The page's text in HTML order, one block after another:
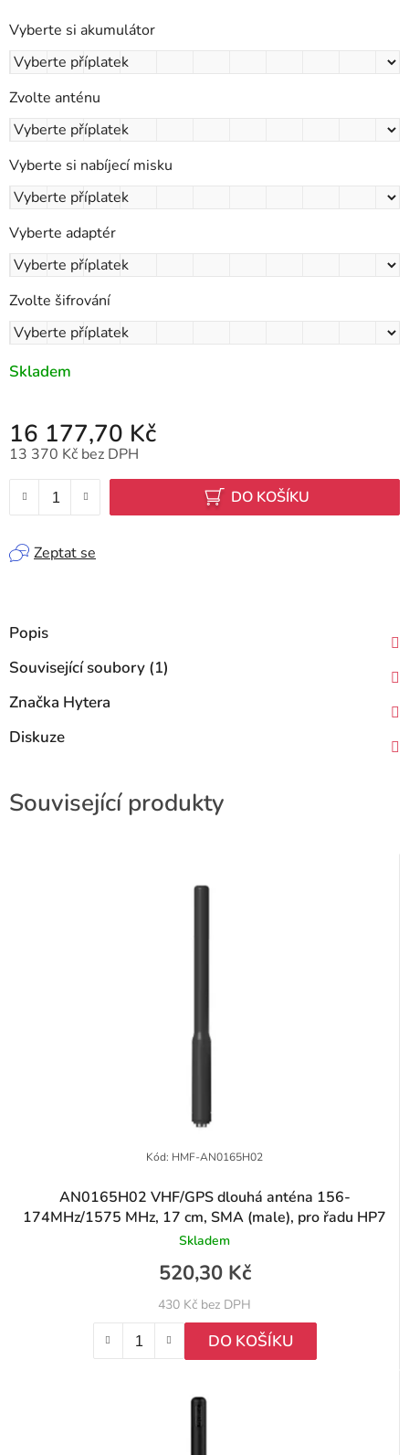
Vyberte si akumulátor
Zvolte anténu
Vyberte si nabíjecí misku
Vyberte adaptér
Zvolte šifrování
Skladem
16 177,70 Kč
13 370 Kč bez DPH
DO KOŠÍKU
Zeptat se
Popis
Související soubory (1)
Značka Hytera
Diskuze
Související produkty
AN0165H02 VHF/GPS dlouhá anténa 156-
174MHz/1575 MHz, 17 cm, SMA (male), pro řadu HP7
Skladem
430 Kč bez DPH
520,30 Kč
DO KOŠÍKU
Kód: HMF-AN0165H02